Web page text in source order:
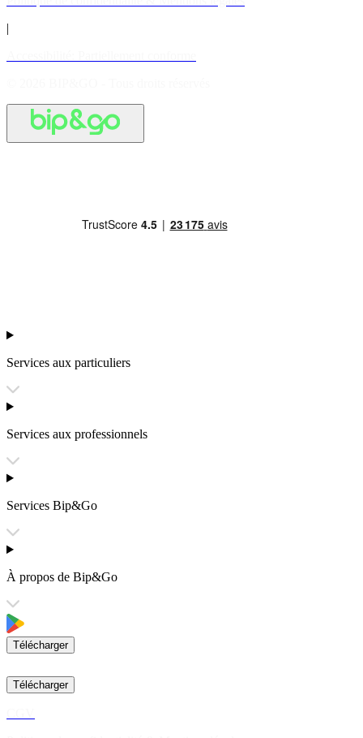
|
Services aux particuliers
Services aux professionnels
Services Bip&Go
À propos de Bip&Go
Télécharger
Télécharger